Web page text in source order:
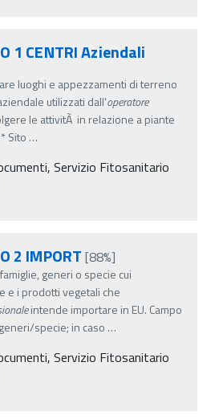
1 CENTRI Aziendali
luoghi e appezzamenti di terreno
utilizzati dall'operatore
le attivitÃ in relazione a piante
Sito …
Servizio Fitosanitario
2 IMPORT [88%]
generi o specie cui
e i prodotti vegetali che
intende importare in EU. Campo
specie; in caso …
Servizio Fitosanitario